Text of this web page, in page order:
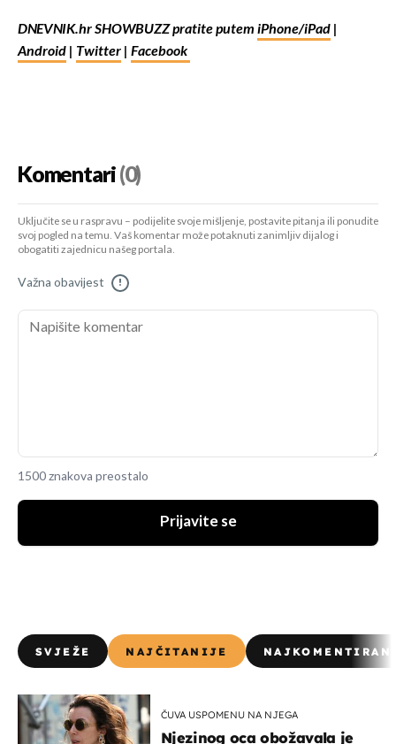
DNEVNIK.hr SHOWBUZZ pratite putem iPhone/iPad |
Android | Twitter | Facebook
Komentari(0)
Uključite se u raspravu – podijelite svoje mišljenje, postavite pitanja ili ponudite
svoj pogled na temu. Vaš komentar može potaknuti zanimljiv dijalog i
obogatiti zajednicu našeg portala.
Važna obavijest !
1500 znakova preostalo
Prijavite se
SVJEŽE NAJČITANIJE
ČUVA USPOMENU NA NJEGA
Njezinog oca obožavala je